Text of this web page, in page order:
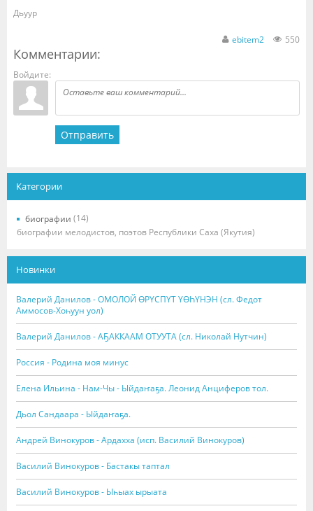
Дьуур
550
ebitem2
Комментарии:
Войдите:
Отправить
Категории
биографии (14)
биографии мелодистов, поэтов Республики Саха (Якутия)
Новинки
Валерий Данилов - ОМОЛОЙ ӨРҮСПҮТ ҮӨҺҮНЭН (сл. Федот
Аммосов-Хоһуун уол)
Валерий Данилов - АҔАККААМ ОТУУТА (сл. Николай Нутчин)
Россия - Родина моя минус
Елена Ильина - Нам-Чы - Ыйдаҥаҕа. Леонид Анциферов тол.
Дьол Сандаара - Ыйдаҥаҕа.
Андрей Винокуров - Ардахха (исп. Василий Винокуров)
Василий Винокуров - Бастакы таптал
Василий Винокуров - Ыһыах ырыата